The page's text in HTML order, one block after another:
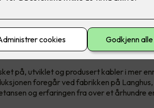
i Nexans’ nye
MOB trommelstativ.
med norsk
på, utviklet og produsert kabler i mer
foregår ved fabrikken på
og erfaringen fra over et århundre